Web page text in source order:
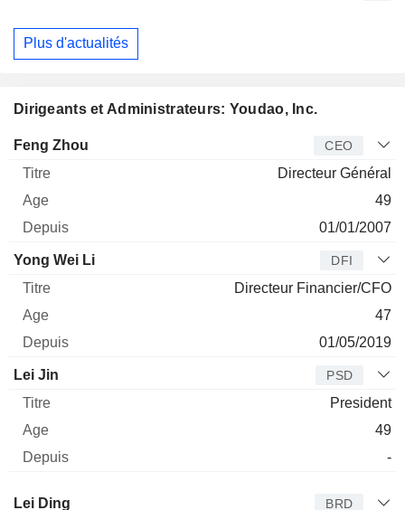
Plus d'actualités
Dirigeants et Administrateurs: Youdao, Inc.
Dirigeant Titre
Feng Zhou CEO
Directeur Général
49
01/01/2007
Yong Wei Li DFI
Directeur Financier/CFO
47
01/05/2019
Lei Jin PSD
President
49
-
Administrateur
Lei Ding BRD